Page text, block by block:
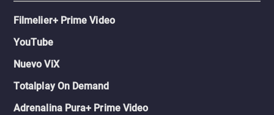
Filmelier+ Prime Video
YouTube
Nuevo ViX
Totalplay On Demand
Adrenalina Pura+ Prime Video